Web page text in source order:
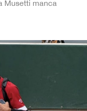
Musetti manca